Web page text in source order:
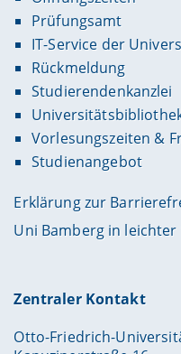
Prüfungsamt
IT-Service der
Rückmeldung
Studierendenkanzlei
Vorlesungszeiten &
Studienangebot
Erklärung zur
Uni Bamberg in leichter
Zentraler Kontakt
Otto-Friedrich-